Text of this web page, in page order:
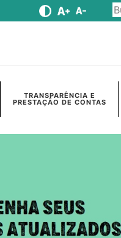
TRANSPARÊNCIA E
PRESTAÇÃO DE CONTAS